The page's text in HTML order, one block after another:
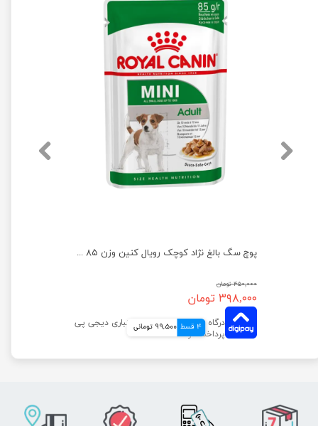
پوچ سگ بالغ نژاد کوچک رویال کنین وزن ۸۵ گرم
۴۵۰,۰۰۰ تومان
۳۹۸,۰۰۰ تومان
4 قسط 99,500 تومانی